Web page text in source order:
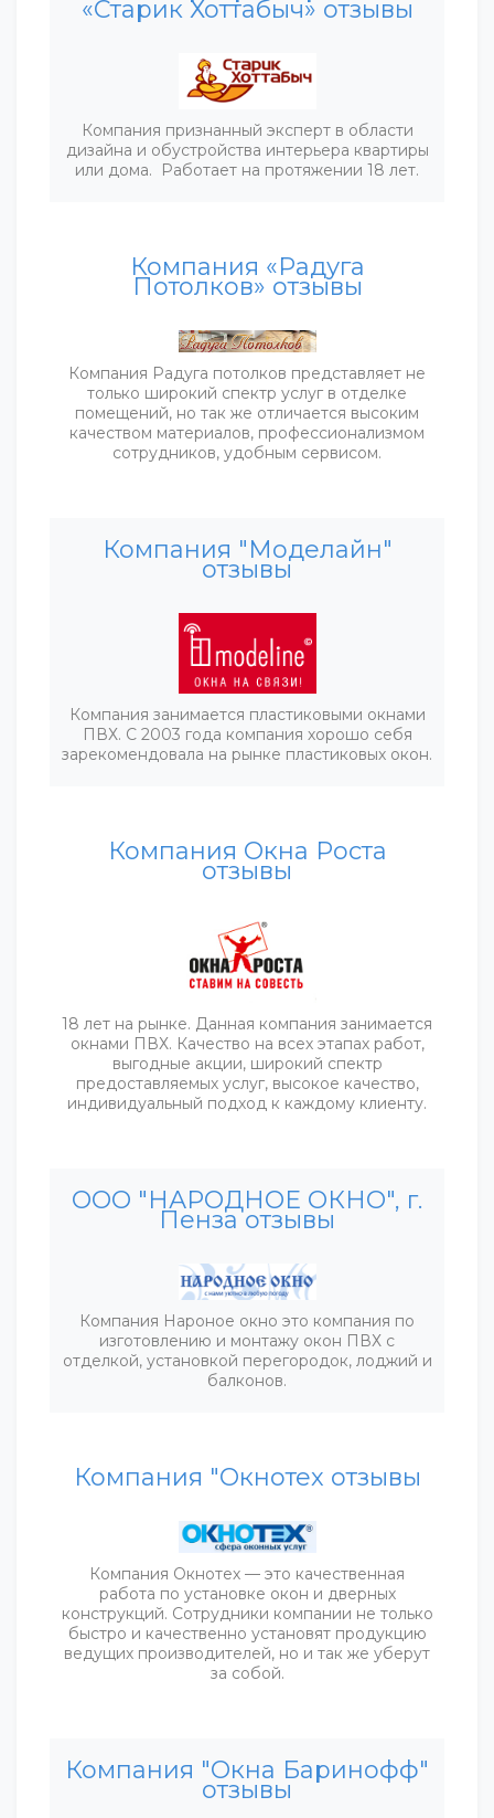
«Старик Хоттабыч» отзывы
Компания признанный эксперт в области
дизайна и обустройства интерьера квартиры
или дома. Работает на протяжении 18 лет.
Компания «Радуга
Потолков» отзывы
Компания Радуга потолков представляет не
только широкий спектр услуг в отделке
помещений, но так же отличается высоким
качеством материалов, профессионализмом
сотрудников, удобным сервисом.
Компания "Моделайн"
отзывы
Компания занимается пластиковыми окнами
ПВХ. С 2003 года компания хорошо себя
зарекомендовала на рынке пластиковых окон.
Компания Окна Роста
отзывы
18 лет на рынке. Данная компания занимается
окнами ПВХ. Качество на всех этапах работ,
выгодные акции, широкий спектр
предоставляемых услуг, высокое качество,
индивидуальный подход к каждому клиенту.
ООО "НАРОДНОЕ ОКНО", г.
Пенза отзывы
Компания Нароное окно это компания по
изготовлению и монтажу окон ПВХ с
отделкой, установкой перегородок, лоджий и
балконов.
Компания "Окнотех отзывы
Компания Окнотех — это качественная
работа по установке окон и дверных
конструкций. Сотрудники компании не только
быстро и качественно установят продукцию
ведущих производителей, но и так же уберут
за собой.
Компания "Окна Баринофф"
отзывы